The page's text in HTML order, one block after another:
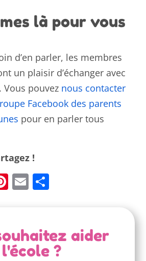
là pour vous
d’en parler, les membres
un plaisir d’échanger avec
pouvez nous contacter
Facebook des parents
pour en parler tous
!
Pinterest
Email
aider
l'école ?